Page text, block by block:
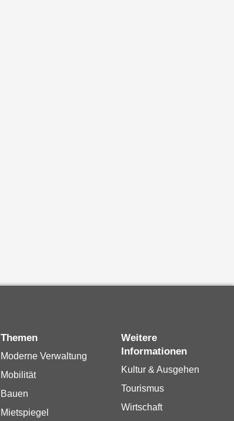
Themen
Moderne Verwaltung
Mobilität
Bauen
Mietspiegel
Weitere
Informationen
Kultur & Ausgehen
Tourismus
Wirtschaft